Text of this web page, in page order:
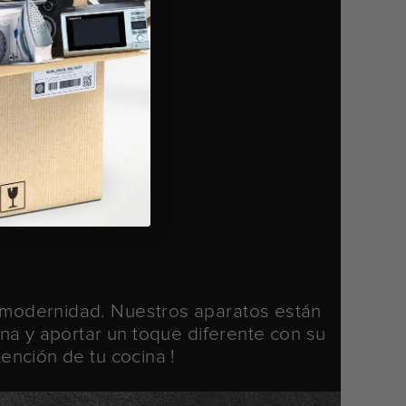
Nuestros aparatos están
y aportar un toque diferente con su
de tu cocina !